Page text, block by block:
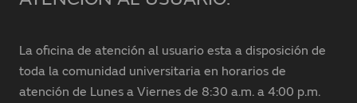
La oficina de atención al usuario esta a disposición de
toda la comunidad universitaria en horarios de
atención de Lunes a Viernes de 8:30 a.m. a 4:00 p.m.